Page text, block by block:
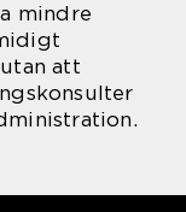
mindre
att